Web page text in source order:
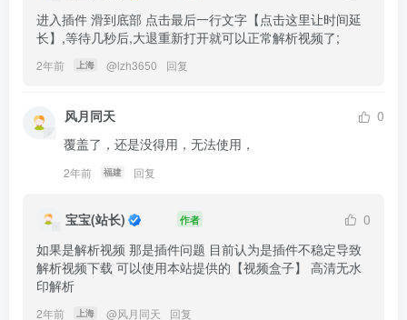
进入插件 滑到底部 点击最后一行文字【点击这里让时间延
长】,等待几秒后,大退重新打开就可以正常解析视频了;
2年前 上海 @lzh3650 回复
风月同天
0
覆盖了，还是没得用，无法使用，
2年前 福建 回复
宝宝(站长) 作者
0
如果是解析视频 那是插件问题 目前认为是插件不稳定导致
解析视频下载 可以使用本站提供的【视频盒子】 高清无水
印解析
2年前 上海 @风月同天 回复